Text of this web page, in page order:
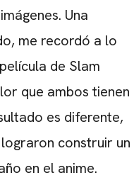
Una
me recordó a lo
de Slam
que ambos tienen
es diferente,
construir un
en el anime.